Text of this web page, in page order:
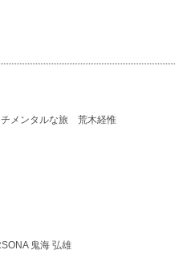
メンタルな旅 荒木経惟
鬼海 弘雄